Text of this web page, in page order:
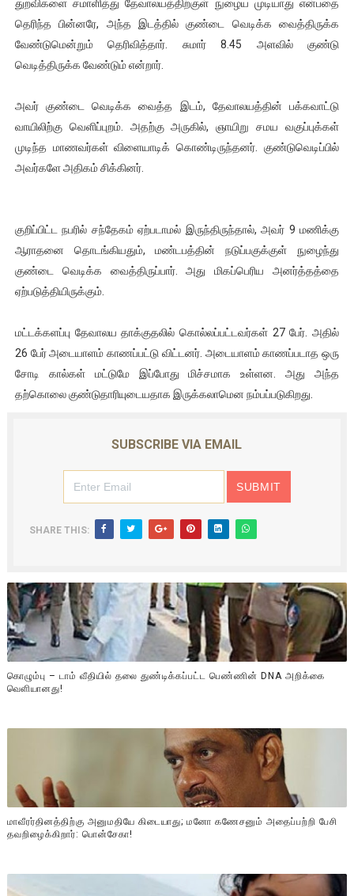
துறவிகளை சமாளித்து தேவாலயத்திற்குள் நுழைய முடியாது என்பதை
தெரிந்த பின்னரே, அந்த இடத்தில் குண்டை வெடிக்க வைத்திருக்க
வேண்டுமென்றும் தெரிவித்தார். சுமார் 8.45 அளவில் குண்டு
வெடித்திருக்க வேண்டும் என்றார்.
அவர் குண்டை வெடிக்க வைத்த இடம், தேவாலயத்தின் பக்கவாட்டு
வாயிலிற்கு வெளிப்புறம். அதற்கு அருகில், ஞாயிறு சமய வகுப்புக்கள்
முடிந்த மாணவர்கள் விளையாடிக் கொண்டிருந்தனர். குண்டுவெடிப்பில்
அவர்களே அதிகம் சிக்கினர்.
குறிப்பிட்ட நபரில் சந்தேகம் ஏற்படாமல் இருந்திருந்தால், அவர் 9 மணிக்கு
ஆராதனை தொடங்கியதும், மண்டபத்தின் நடுப்பகுக்குள் நுழைந்து
குண்டை வெடிக்க வைத்திருப்பார். அது மிகப்பெரிய அனர்த்தத்தை
ஏற்படுத்தியிருக்கும்.
மட்டக்களப்பு தேவாலய தாக்குதலில் கொல்லப்பட்டவர்கள் 27 பேர். அதில்
26 பேர் அடையாளம் காணப்பட்டு விட்டனர். அடையாளம் காணப்படாத ஒரு
சோடி கால்கள் மட்டுமே இப்போது மிச்சமாக உள்ளன. அது அந்த
தற்கொலை குண்டுதாரியுடையதாக இருக்கலாமென நம்பப்படுகிறது.
SUBSCRIBE VIA EMAIL
SHARE THIS:
கொழும்பு – டாம் வீதியில் தலை துண்டிக்கப்பட்ட பெண்ணின் DNA அறிக்கை
வௌியானது!
மாவீரர்தினத்திற்கு அனுமதியே கிடையாது; மனோ கணேசனும் அதைப்பற்றி பேசி
தவறிழைக்கிறார்: பொன்சேகா!